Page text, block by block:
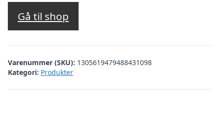
Gå til shop
Varenummer (SKU): 1305619479488431098
Kategori: Produkter